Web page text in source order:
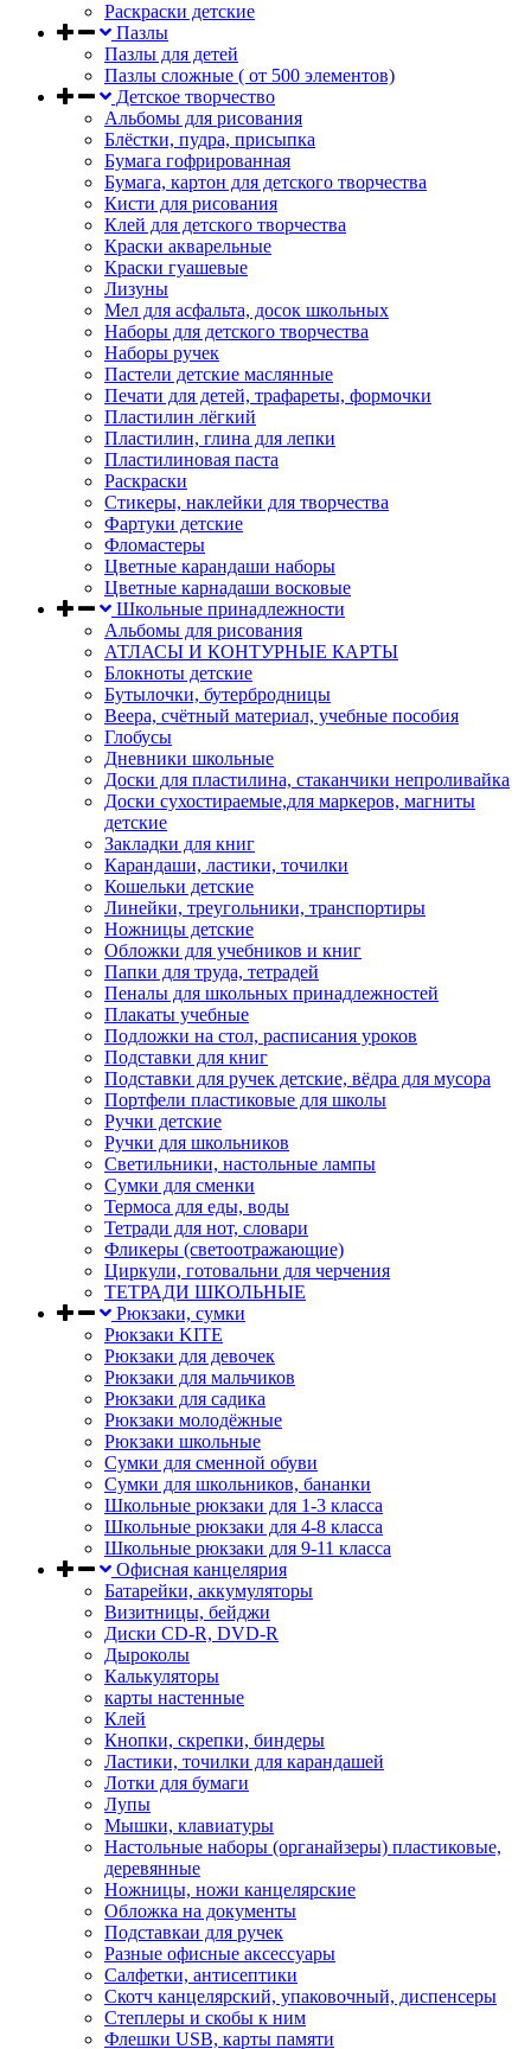
Раскраски детские
Пазлы
Пазлы для детей
Пазлы сложные ( от 500 элементов)
Детское творчество
Альбомы для рисования
Блёстки, пудра, присыпка
Бумага гофрированная
Бумага, картон для детского творчества
Кисти для рисования
Клей для детского творчества
Краски акварельные
Краски гуашевые
Лизуны
Мел для асфальта, досок школьных
Наборы для детского творчества
Наборы ручек
Пастели детские маслянные
Печати для детей, трафареты, формочки
Пластилин лёгкий
Пластилин, глина для лепки
Пластилиновая паста
Раскраски
Стикеры, наклейки для творчества
Фартуки детские
Фломастеры
Цветные карандаши наборы
Цветные карнадаши восковые
Школьные принадлежности
Альбомы для рисования
АТЛАСЫ И КОНТУРНЫЕ КАРТЫ
Блокноты детские
Бутылочки, бутербродницы
Веера, счётный материал, учебные пособия
Глобусы
Дневники школьные
Доски для пластилина, стаканчики непроливайка
Доски сухостираемые,для маркеров, магниты
детские
Закладки для книг
Карандаши, ластики, точилки
Кошельки детские
Линейки, треугольники, транспортиры
Ножницы детские
Обложки для учебников и книг
Папки для труда, тетрадей
Пеналы для школьных принадлежностей
Плакаты учебные
Подложки на стол, расписания уроков
Подставки для книг
Подставки для ручек детские, вёдра для мусора
Портфели пластиковые для школы
Ручки детские
Ручки для школьников
Светильники, настольные лампы
Сумки для сменки
Термоса для еды, воды
Тетради для нот, словари
Фликеры (светоотражающие)
Циркули, готовальни для черчения
ТЕТРАДИ ШКОЛЬНЫЕ
Рюкзаки, сумки
Рюкзаки KITE
Рюкзаки для девочек
Рюкзаки для мальчиков
Рюкзаки для садика
Рюкзаки молодёжные
Рюкзаки школьные
Сумки для сменной обуви
Сумки для школьников, бананки
Школьные рюкзаки для 1-3 класса
Школьные рюкзаки для 4-8 класса
Школьные рюкзаки для 9-11 класса
Офисная канцелярия
Батарейки, аккумуляторы
Визитницы, бейджи
Диски CD-R, DVD-R
Дыроколы
Калькуляторы
карты настенные
Клей
Кнопки, скрепки, биндеры
Ластики, точилки для карандашей
Лотки для бумаги
Лупы
Мышки, клавиатуры
Настольные наборы (органайзеры) пластиковые,
деревянные
Ножницы, ножи канцелярские
Обложка на документы
Подставкаи для ручек
Разные офисные аксессуары
Салфетки, антисептики
Скотч канцелярский, упаковочный, диспенсеры
Степлеры и скобы к ним
Флешки USB, карты памяти